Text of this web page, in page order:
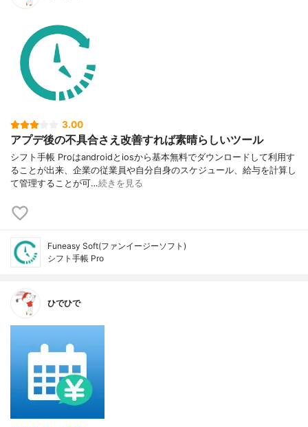
3.00
アプデ後の不具合さえ改善すれば素晴らしいツール
シフト手帳 Proはandroidとiosから基本無料でダウンロードして利用す
ることが出来、企業の従業員や自分自身のスケジュール、給与を計算し
て管理することが可…続きを見る
Funeasy Soft(ファンイージーソフト)
シフト手帳 Pro
ひでひで